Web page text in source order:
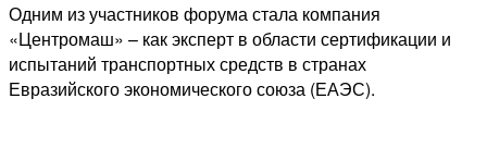
Одним из участников форума стала компания
«Центромаш» – как эксперт в области сертификации и
испытаний транспортных средств в странах
Евразийского экономического союза (ЕАЭС).